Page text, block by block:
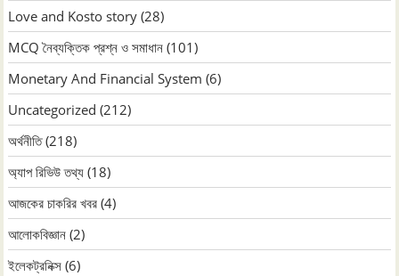
Love and Kosto story (28)
MCQ নৈব্যক্তিক প্রশ্ন ও সমাধান (101)
Monetary And Financial System (6)
Uncategorized (212)
অর্থনীতি(218)
অ্যাপ রিভিউ তথ্য (18)
আজকের চাকরির খবর (4)
আলোকবিজ্ঞান (2)
ইলেকট্রনিক্স (6)